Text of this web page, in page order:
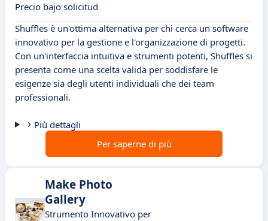
Precio bajo solicitud
Shuffles è un'ottima alternativa per chi cerca un software
innovativo per la gestione e l'organizzazione di progetti.
Con un'interfaccia intuitiva e strumenti potenti, Shuffles si
presenta come una scelta valida per soddisfare le
esigenze sia degli utenti individuali che dei team
professionali.
Più dettagli
Per saperne di più
Make Photo
Gallery
Strumento Innovativo per